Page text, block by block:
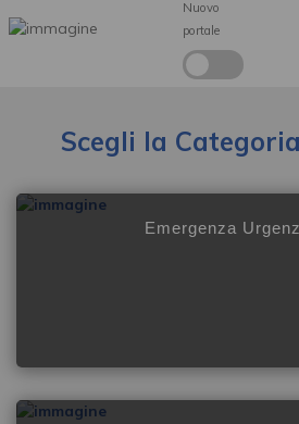
Scegli la
Emergenza